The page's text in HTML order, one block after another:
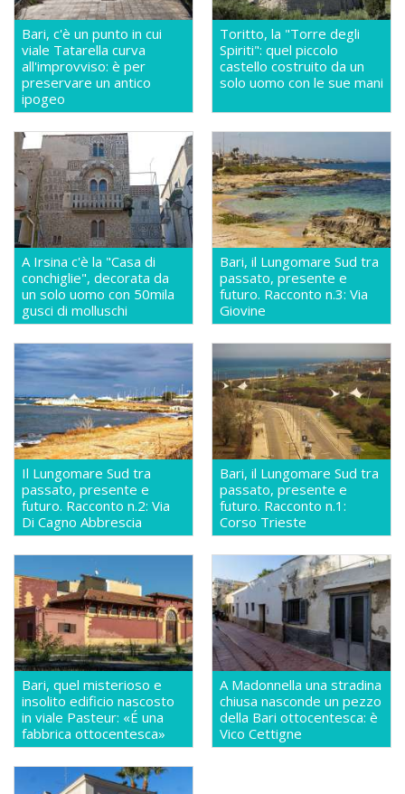
Bari, c'è un punto in cui
viale Tatarella curva
all'improvviso: è per
preservare un antico
ipogeo
Toritto, la "Torre degli
Spiriti": quel piccolo
castello costruito da un
solo uomo con le sue mani
A Irsina c'è la "Casa di
conchiglie", decorata da
un solo uomo con 50mila
gusci di molluschi
Bari, il Lungomare Sud tra
passato, presente e
futuro. Racconto n.3: Via
Giovine
Il Lungomare Sud tra
passato, presente e
futuro. Racconto n.2: Via
Di Cagno Abbrescia
Bari, il Lungomare Sud tra
passato, presente e
futuro. Racconto n.1:
Corso Trieste
Bari, quel misterioso e
insolito edificio nascosto
in viale Pasteur: «É una
fabbrica ottocentesca»
A Madonnella una stradina
chiusa nasconde un pezzo
della Bari ottocentesca: è
Vico Cettigne